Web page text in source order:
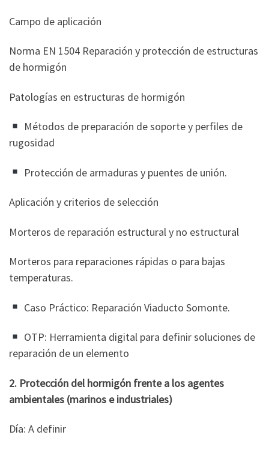
Campo de aplicación
Norma EN 1504 Reparación y protección de estructuras
de hormigón
Patologías en estructuras de hormigón
Métodos de preparación de soporte y perfiles de
rugosidad
Protección de armaduras y puentes de unión.
Aplicación y criterios de selección
Morteros de reparación estructural y no estructural
Morteros para reparaciones rápidas o para bajas
temperaturas.
Caso Práctico: Reparación Viaducto Somonte.
OTP: Herramienta digital para definir soluciones de
reparación de un elemento
2. Protección del hormigón frente a los agentes
ambientales (marinos e industriales)
Día: A definir